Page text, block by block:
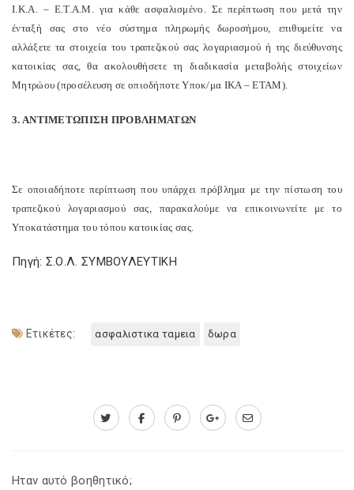
Ι.Κ.Α. – Ε.Τ.Α.Μ. για κάθε ασφαλισμένο. Σε περίπτωση που μετά την
ένταξή σας στο νέο σύστημα πληρωμής δωροσήμου, επιθυμείτε να
αλλάξετε τα στοιχεία του τραπεζικού σας λογαριασμού ή της διεύθυνσης
κατοικίας σας, θα ακολουθήσετε τη διαδικασία μεταβολής στοιχείων
Μητρώου (προσέλευση σε οπιοδήποτε Υποκ/μα ΙΚΑ – ΕΤΑΜ).
3. ΑΝΤΙΜΕΤΩΠΙΣΗ ΠΡΟΒΛΗΜΑΤΩΝ
Σε οποιαδήποτε περίπτωση που υπάρχει πρόβλημα με την πίστωση του
τραπεζικού λογαριασμού σας, παρακαλούμε να επικοινωνείτε με το
Υποκατάστημα του τόπου κατοικίας σας.
Πηγή: Σ.Ο.Λ. ΣΥΜΒΟΥΛΕΥΤΙΚΗ
Ετικέτες: ασφαλιστικα ταμεια δωρα
Ηταν αυτό βοηθητικό;